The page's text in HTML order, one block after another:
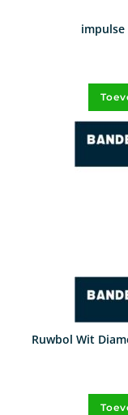
impulse
Ruwbol Wit